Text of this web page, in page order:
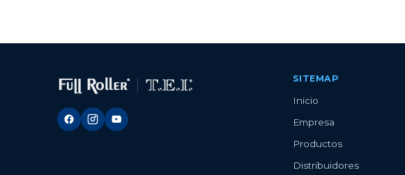
SITEMAP
Inicio
Empresa
Productos
Distribuidores